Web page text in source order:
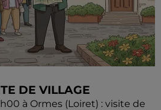
DE VILLAGE
à Ormes (Loiret) : visite de